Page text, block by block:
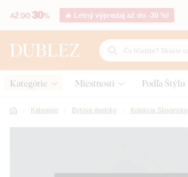
🔥 Letný výpredaj až do -30 %!
Kategórie Miestnosti Podľa Štýlu
Kategórie Bytové doplnky Kolekcia Slovensko